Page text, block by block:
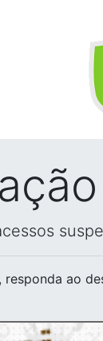
, responda ao